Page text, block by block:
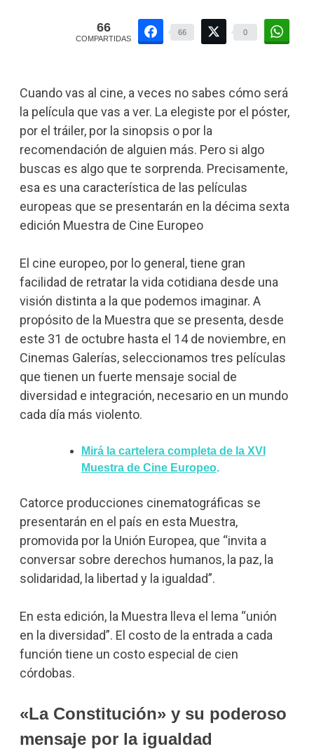
66
COMPARTIDAS
66 0
Cuando vas al cine, a veces no sabes cómo será
la película que vas a ver. La elegiste por el póster,
por el tráiler, por la sinopsis o por la
recomendación de alguien más. Pero si algo
buscas es algo que te sorprenda. Precisamente,
esa es una característica de las películas
europeas que se presentarán en la décima sexta
edición Muestra de Cine Europeo
El cine europeo, por lo general, tiene gran
facilidad de retratar la vida cotidiana desde una
visión distinta a la que podemos imaginar. A
propósito de la Muestra que se presenta, desde
este 31 de octubre hasta el 14 de noviembre, en
Cinemas Galerías, seleccionamos tres películas
que tienen un fuerte mensaje social de
diversidad e integración, necesario en un mundo
cada día más violento.
Mirá la cartelera completa de la XVI
Muestra de Cine Europeo.
Catorce producciones cinematográficas se
presentarán en el país en esta Muestra,
promovida por la Unión Europea, que “invita a
conversar sobre derechos humanos, la paz, la
solidaridad, la libertad y la igualdad”.
En esta edición, la Muestra lleva el lema “unión
en la diversidad”. El costo de la entrada a cada
función tiene un costo especial de cien
córdobas.
«La Constitución» y su poderoso
mensaje por la igualdad